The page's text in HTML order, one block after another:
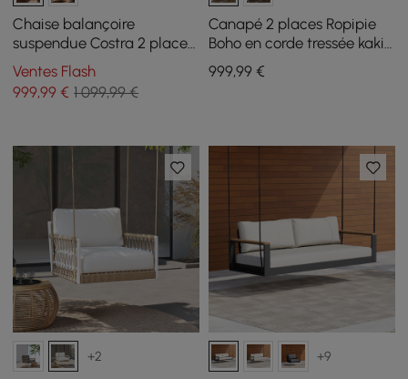
Chaise balançoire
suspendue Costra 2 places
d'extérieur en aluminium et
corde tressée à la main
Ventes Flash
999,99 € 1 099,99 €
Canapé 2 places Ropipie
Boho en corde tressée kaki
avec coussin gris
999,99€
+2 +9